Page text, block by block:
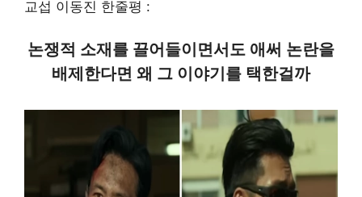
교섭 이동진 한줄평 :
논쟁적 소재를 끌어들이면서도 애써 논란을
배제한다면 왜 그 이야기를 택한걸까